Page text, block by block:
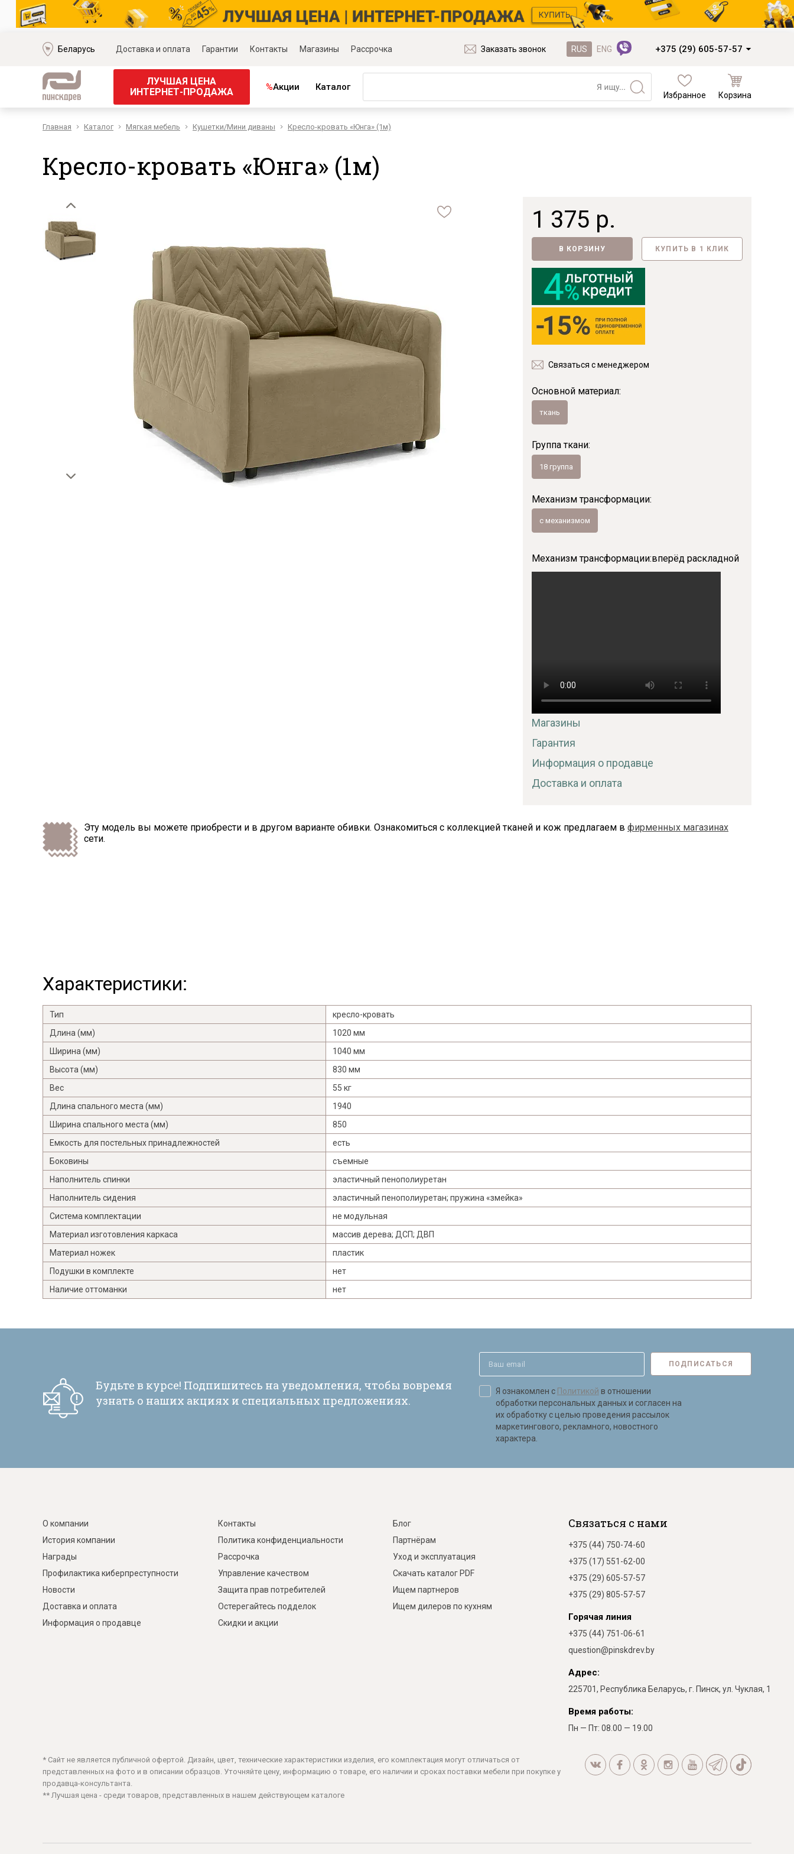
обработки персональных данных и
согласен на их обработку.
Беларусь Доставка и оплата Гарантии Контакты Магазины Рассрочка Заказать звонок RUS ENG +375 (29) 605-57-57
ЛУЧШАЯ ЦЕНА
ИНТЕРНЕТ-ПРОДАЖА
%Акции Каталог
Мягкая мебель
Модульные диваны
Диваны «Премиум»
Кожаные диваны
Угловые диваны
Прямые диваны
Корпусная мебель
Наборы для спальни
Кровати и основания
Шкафы и стеллажи
Тумбы и комоды
Столы
Стулья
Зеркала, полки, вешалки, подставки
Подушки
образцов
Наполнение кухонь
Деревообработка
Фанера
Мебельный щит
Пиломатериалы
Гнутоклееные детали
Топливные брикеты
Щепа древесная
Прочая продукция
Новинки
Избранное Корзина
Главная Каталог Мягкая мебель Кушетки/Мини диваны Кресло-кровать «Юнга» (1м)
Кресло-кровать «Юнга» (1м)
1 375 р.
В КОРЗИНУ КУПИТЬ В 1 КЛИК
Связаться с менеджером
Основной материал:
ткань
Группа ткани:
18 группа
Механизм трансформации:
с механизмом
Механизм трансформации:вперёд раскладной
Магазины
Гарантия
Информация о продавце
Доставка и оплата
Эту модель вы можете приобрести и в другом варианте обивки. Ознакомиться с коллекцией тканей и кож предлагаем в фирменных магазинах
сети.
Характеристики:
Тип
кресло-кровать
Длина (мм)
1020 мм
Ширина (мм)
1040 мм
Высота (мм)
830 мм
Вес
55 кг
Длина спального места (мм)
1940
Ширина спального места (мм)
850
Емкость для постельных принадлежностей
есть
Боковины
съемные
Наполнитель спинки
эластичный пенополиуретан
Наполнитель сидения
эластичный пенополиуретан; пружина «змейка»
Система комплектации
не модульная
Материал изготовления каркаса
массив дерева; ДСП; ДВП
Материал ножек
пластик
Подушки в комплекте
нет
Наличие оттоманки
нет
Будьте в курсе! Подпишитесь на уведомления, чтобы вовремя
узнать о наших акциях и специальных предложениях.
ПОДПИСАТЬСЯ
Я ознакомлен с Политикой в отношении
обработки персональных данных и согласен на
их обработку с целью проведения рассылок
маркетингового, рекламного, новостного
характера.
О компании
История компании
Награды
Профилактика киберпреступности
Новости
Доставка и оплата
Информация о продавце
Контакты
Политика конфиденциальности
Рассрочка
Управление качеством
Защита прав потребителей
Остерегайтесь подделок
Скидки и акции
Блог
Партнёрам
Уход и эксплуатация
Скачать каталог PDF
Ищем партнеров
Ищем дилеров по кухням
Связаться с нами
+375 (44) 750-74-60
+375 (17) 551-62-00
+375 (29) 605-57-57
+375 (29) 805-57-57
Горячая линия
+375 (44) 751-06-61
question@pinskdrev.by
Адрес:
225701, Республика Беларусь, г. Пинск, ул. Чуклая, 1
Время работы:
Пн — Пт: 08.00 — 19.00
* Сайт не является публичной офертой. Дизайн, цвет, технические характеристики изделия, его комплектация могут отличаться от
представленных на фото и в описании образцов. Уточняйте цену, информацию о товаре, его наличии и сроках поставки мебели при покупке у
продавца-консультанта.
** Лучшая цена - среди товаров, представленных в нашем действующем каталоге